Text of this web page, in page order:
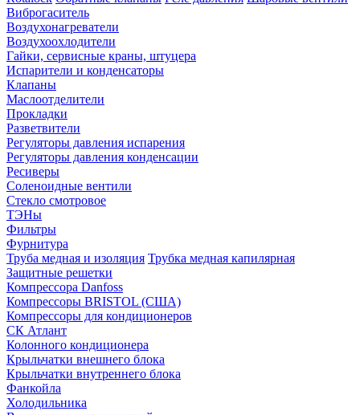
Виброгаситель
Воздухонагреватели
Воздухоохлодители
Гайки, сервисные краны, штуцера
Испарители и конденсаторы
Клапаны
Маслоотделители
Прокладки
Разветвители
Регуляторы давления испарения
Регуляторы давления конденсации
Ресиверы
Соленоидные вентили
Стекло смотровое
ТЭНы
Фильтры
Фурнитура
Труба медная и изоляция Трубка медная капилярная
Защитные решетки
Компрессора Danfoss
Компрессоры BRISTOL (США)
Компрессоры для кондиционеров
СК Атлант
Колонного кондиционера
Крыльчатки внешнего блока
Крыльчатки внутреннего блока
Фанкойла
Холодильника